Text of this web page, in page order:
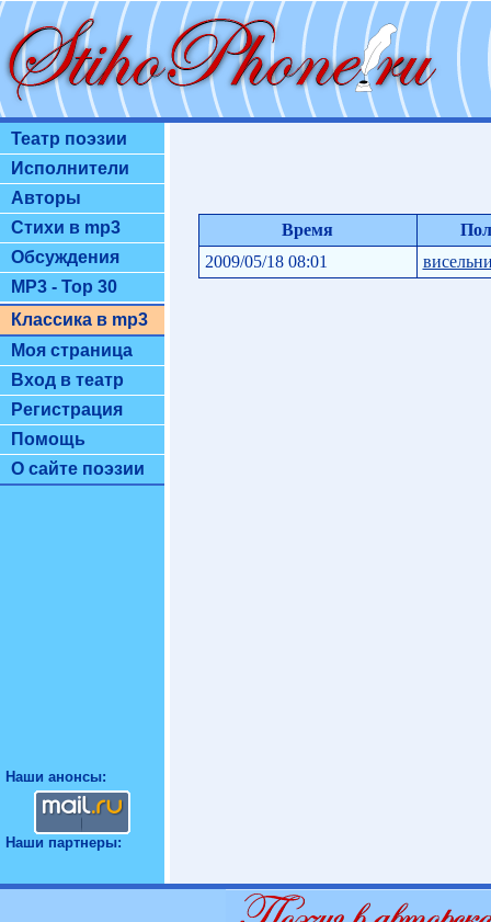
Театр поэзии
Исполнители
Авторы
Стихи в mp3
Обсуждения
MP3 - Top 30
Классика в mp3
Моя страница
Вход в театр
Регистрация
Помощь
О сайте поэзии
Наши анонсы:
Наши партнеры:
Время
2009/05/18 08:01